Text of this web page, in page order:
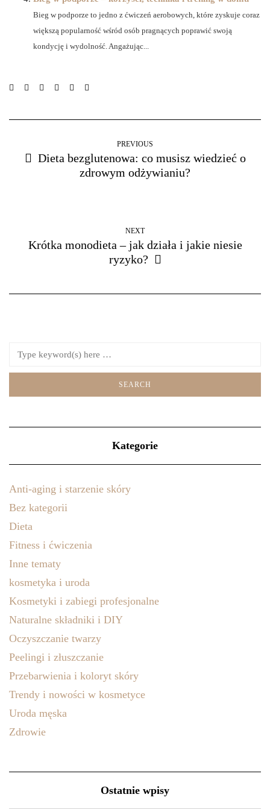
Bieg w podporze to jedno z ćwiczeń aerobowych, które zyskuje coraz
większą popularność wśród osób pragnących poprawić swoją
kondycję i wydolność. Angażując...
PREVIOUS
Dieta bezglutenowa: co musisz wiedzieć o
zdrowym odżywianiu?
NEXT
Krótka monodieta – jak działa i jakie niesie
ryzyko?
Kategorie
Anti-aging i starzenie skóry
Bez kategorii
Dieta
Fitness i ćwiczenia
Inne tematy
kosmetyka i uroda
Kosmetyki i zabiegi profesjonalne
Naturalne składniki i DIY
Oczyszczanie twarzy
Peelingi i złuszczanie
Przebarwienia i koloryt skóry
Trendy i nowości w kosmetyce
Uroda męska
Zdrowie
Ostatnie wpisy